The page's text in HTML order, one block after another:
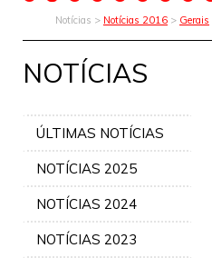
Notícias > Notícias 2016 > Gerais
NOTÍCIAS
ÚLTIMAS NOTÍCIAS
NOTÍCIAS 2025
NOTÍCIAS 2024
NOTÍCIAS 2023